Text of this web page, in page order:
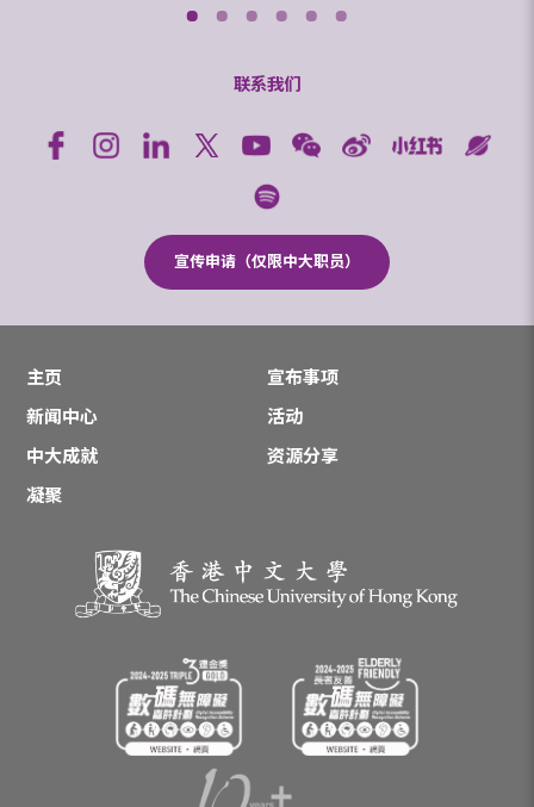
联系我们
宣传申请（仅限中大职员）
主页
宣布事项
新闻中心
活动
中大成就
资源分享
凝聚